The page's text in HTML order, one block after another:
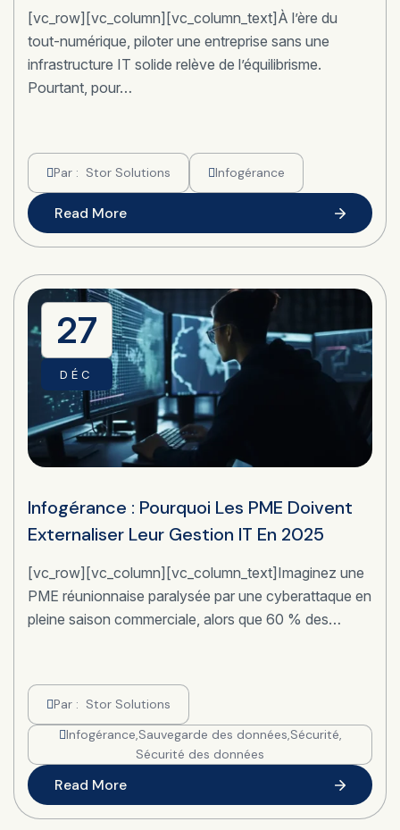
[vc_row][vc_column][vc_column_text]À l’ère du
tout-numérique, piloter une entreprise sans une
infrastructure IT solide relève de l’équilibrisme.
Pourtant, pour…
Par : Stor Solutions Infogérance
Read More
27
DÉC
Infogérance : Pourquoi Les PME Doivent
Externaliser Leur Gestion IT En 2025
[vc_row][vc_column][vc_column_text]Imaginez une
PME réunionnaise paralysée par une cyberattaque en
pleine saison commerciale, alors que 60 % des…
Par : Stor Solutions
Infogérance,Sauvegarde des données,Sécurité,
Sécurité des données
Read More